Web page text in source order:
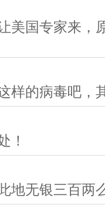
美国专家来，
样的病毒吧，
！
地无银三百两